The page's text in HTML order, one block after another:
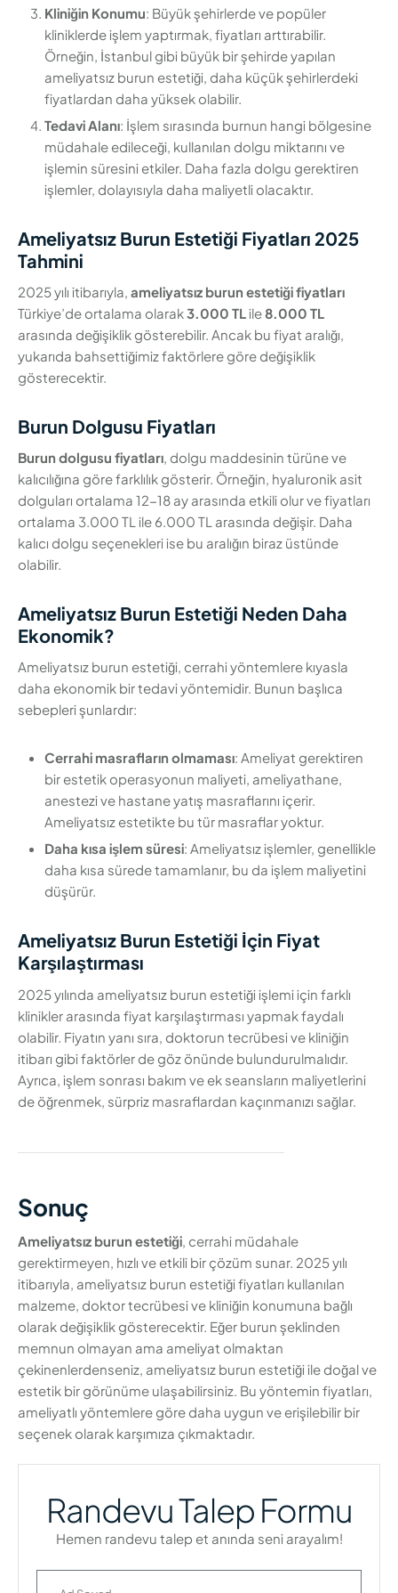
Kliniğin Konumu: Büyük şehirlerde ve popüler
kliniklerde işlem yaptırmak, fiyatları arttırabilir.
Örneğin, İstanbul gibi büyük bir şehirde yapılan
ameliyatsız burun estetiği, daha küçük şehirlerdeki
fiyatlardan daha yüksek olabilir.
Tedavi Alanı: İşlem sırasında burnun hangi bölgesine
müdahale edileceği, kullanılan dolgu miktarını ve
işlemin süresini etkiler. Daha fazla dolgu gerektiren
işlemler, dolayısıyla daha maliyetli olacaktır.
Ameliyatsız Burun Estetiği Fiyatları 2025
Tahmini
2025 yılı itibarıyla, ameliyatsız burun estetiği fiyatları
Türkiye’de ortalama olarak3.000 TL ile8.000 TL
arasında değişiklik gösterebilir. Ancak bu fiyat aralığı,
yukarıda bahsettiğimiz faktörlere göre değişiklik
gösterecektir.
Burun Dolgusu Fiyatları
Burun dolgusu fiyatları, dolgu maddesinin türüne ve
kalıcılığına göre farklılık gösterir. Örneğin, hyaluronik asit
dolguları ortalama 12-18 ay arasında etkili olur ve fiyatları
ortalama 3.000 TL ile 6.000 TL arasında değişir. Daha
kalıcı dolgu seçenekleri ise bu aralığın biraz üstünde
olabilir.
Ameliyatsız Burun Estetiği Neden Daha
Ekonomik?
Ameliyatsız burun estetiği, cerrahi yöntemlere kıyasla
daha ekonomik bir tedavi yöntemidir. Bunun başlıca
sebepleri şunlardır:
Cerrahi masrafların olmaması: Ameliyat gerektiren
bir estetik operasyonun maliyeti, ameliyathane,
anestezi ve hastane yatış masraflarını içerir.
Ameliyatsız estetikte bu tür masraflar yoktur.
Daha kısa işlem süresi: Ameliyatsız işlemler, genellikle
daha kısa sürede tamamlanır, bu da işlem maliyetini
düşürür.
Ameliyatsız Burun Estetiği İçin Fiyat
Karşılaştırması
2025 yılında ameliyatsız burun estetiği işlemi için farklı
klinikler arasında fiyat karşılaştırması yapmak faydalı
olabilir. Fiyatın yanı sıra, doktorun tecrübesi ve kliniğin
itibarı gibi faktörler de göz önünde bulundurulmalıdır.
Ayrıca, işlem sonrası bakım ve ek seansların maliyetlerini
de öğrenmek, sürpriz masraflardan kaçınmanızı sağlar.
Sonuç
Ameliyatsız burun estetiği , cerrahi müdahale
gerektirmeyen, hızlı ve etkili bir çözüm sunar. 2025 yılı
itibarıyla, ameliyatsız burun estetiği fiyatları kullanılan
malzeme, doktor tecrübesi ve kliniğin konumuna bağlı
olarak değişiklik gösterecektir. Eğer burun şeklinden
memnun olmayan ama ameliyat olmaktan
çekinenlerdenseniz, ameliyatsız burun estetiği ile doğal ve
estetik bir görünüme ulaşabilirsiniz. Bu yöntemin fiyatları,
ameliyatlı yöntemlere göre daha uygun ve erişilebilir bir
seçenek olarak karşımıza çıkmaktadır.
Randevu Talep Formu
Hemen randevu talep et anında seni arayalım!